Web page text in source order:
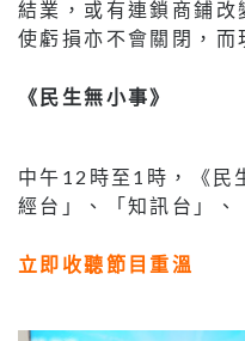
結業，或有連鎖商鋪改
使虧損亦不會關閉，而
《民生無小事》
中午12時至1時，《民
經台」、「知訊台」、
立即收聽節目重溫